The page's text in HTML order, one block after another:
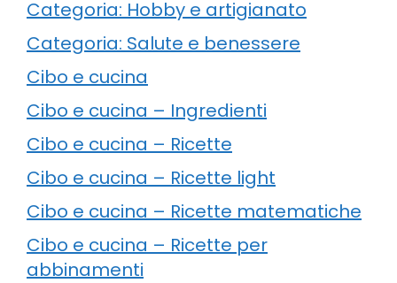
Categoria: Hobby e artigianato
Categoria: Salute e benessere
Cibo e cucina
Cibo e cucina – Ingredienti
Cibo e cucina – Ricette
Cibo e cucina – Ricette light
Cibo e cucina – Ricette matematiche
Cibo e cucina – Ricette per
abbinamenti